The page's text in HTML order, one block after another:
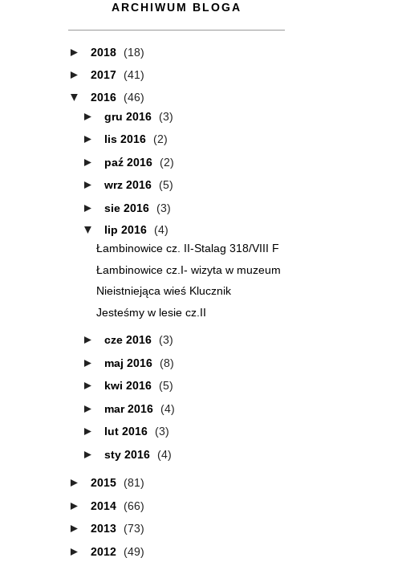
ARCHIWUM BLOGA
► 2018 (18)
► 2017 (41)
▼ 2016 (46)
► gru 2016 (3)
► lis 2016 (2)
► paź 2016 (2)
► wrz 2016 (5)
► sie 2016 (3)
▼ lip 2016 (4)
Łambinowice cz. II-Stalag 318/VIII F
Łambinowice cz.I- wizyta w muzeum
Nieistniejąca wieś Klucznik
Jesteśmy w lesie cz.II
► cze 2016 (3)
► maj 2016 (8)
► kwi 2016 (5)
► mar 2016 (4)
► lut 2016 (3)
► sty 2016 (4)
► 2015 (81)
► 2014 (66)
► 2013 (73)
► 2012 (49)